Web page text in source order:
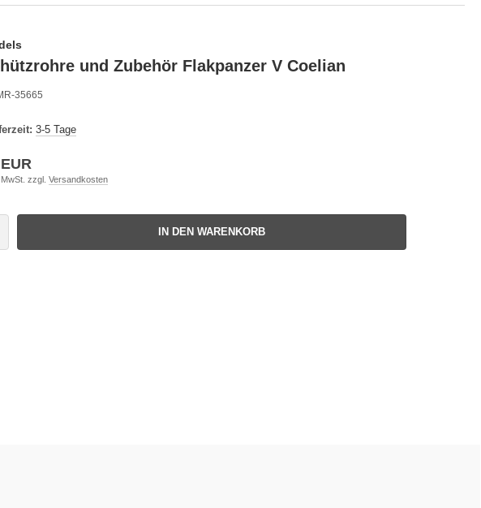
und Zubehör Flakpanzer V Coelian
35665
3-5 Tage
zzgl. Versandkosten
IN DEN WARENKORB